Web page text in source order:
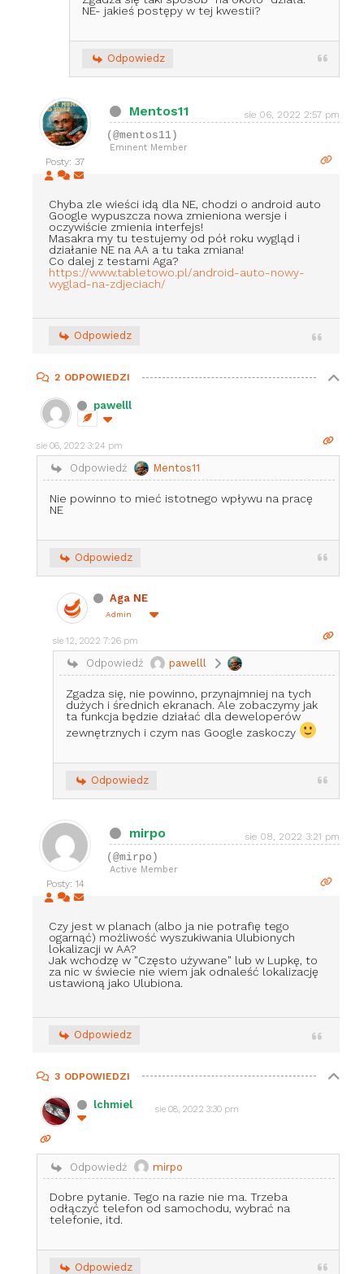
NE- jakieś postępy w tej kwestii?
Odpowiedz
Posty: 37
Mentos11 sie 06, 2022 2:57 pm
(@mentos11)
Eminent Member
Chyba zle wieści idą dla NE, chodzi o android auto
Google wypuszcza nowa zmieniona wersje i
oczywiście zmienia interfejs!
Masakra my tu testujemy od pół roku wygląd i
działanie NE na AA a tu taka zmiana!
Co dalej z testami Aga?
https://www.tabletowo.pl/android-auto-nowy-
wyglad-na-zdjeciach/
Odpowiedz
2 ODPOWIEDZI
pawelll
sie 06, 2022 3:24 pm
Odpowiedź Mentos11
Nie powinno to mieć istotnego wpływu na pracę
NE
Odpowiedz
Aga NE
Admin
sie 12, 2022 7:26 pm
Odpowiedź pawelll
Zgadza się, nie powinno, przynajmniej na tych
dużych i średnich ekranach. Ale zobaczymy jak
ta funkcja będzie działać dla deweloperów
zewnętrznych i czym nas Google zaskoczy
Odpowiedz
Posty: 14
mirpo sie 08, 2022 3:21 pm
(@mirpo)
Active Member
Czy jest w planach (albo ja nie potrafię tego
ogarnąć) możliwość wyszukiwania Ulubionych
lokalizacji w AA?
Jak wchodzę w "Często używane" lub w Lupkę, to
za nic w świecie nie wiem jak odnaleść lokalizację
ustawioną jako Ulubiona.
Odpowiedz
3 ODPOWIEDZI
lchmiel sie 08, 2022 3:30 pm
Odpowiedź mirpo
Dobre pytanie. Tego na razie nie ma. Trzeba
odłączyć telefon od samochodu, wybrać na
telefonie, itd.
Odpowiedz